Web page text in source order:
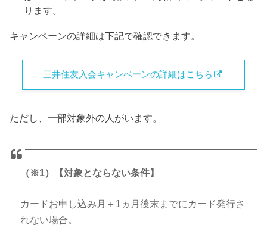
ります。
キャンペーンの詳細は下記で確認できます。
三井住友入会キャンペーンの詳細はこちら
ただし、一部対象外の人がいます。
（※1）【対象とならない条件】
カードお申し込み月＋1ヵ月後末までにカード発行さ
れない場合。